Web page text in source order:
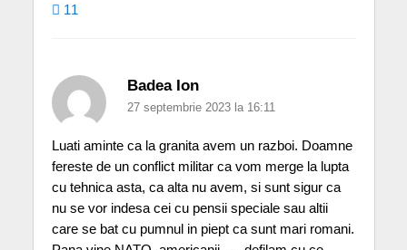
11
Badea Ion
27 septembrie 2023 la 16:11
Luati aminte ca la granita avem un razboi. Doamne
fereste de un conflict militar ca vom merge la lupta
cu tehnica asta, ca alta nu avem, si sunt sigur ca
nu se vor indesa cei cu pensii speciale sau altii
care se bat cu pumnul in piept ca sunt mari romani.